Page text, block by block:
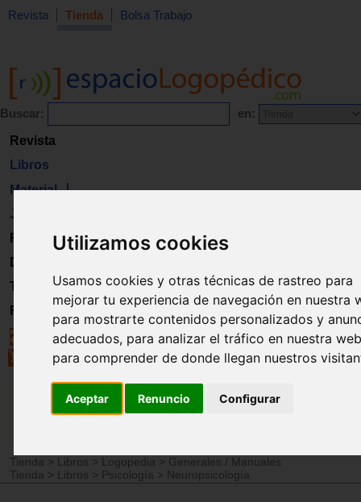
Utilizamos cookies
Usamos cookies y otras técnicas de rastreo para
mejorar tu experiencia de navegación en nuestra
para mostrarte contenidos personalizados y
adecuados, para analizar el tráfico en nuestra
para comprender de donde llegan nuestros
Aceptar Renuncio Configurar
Revista Tienda Bolsa Trabajo
Buscar: en:
Revista
Libros
Material
Juguetes
Formación
Directorio
Trabajo
Registro
Tienda > Libros > Logopedia > Generales / Manuales
Tienda
> Libros > Psicología > Neuropsicología